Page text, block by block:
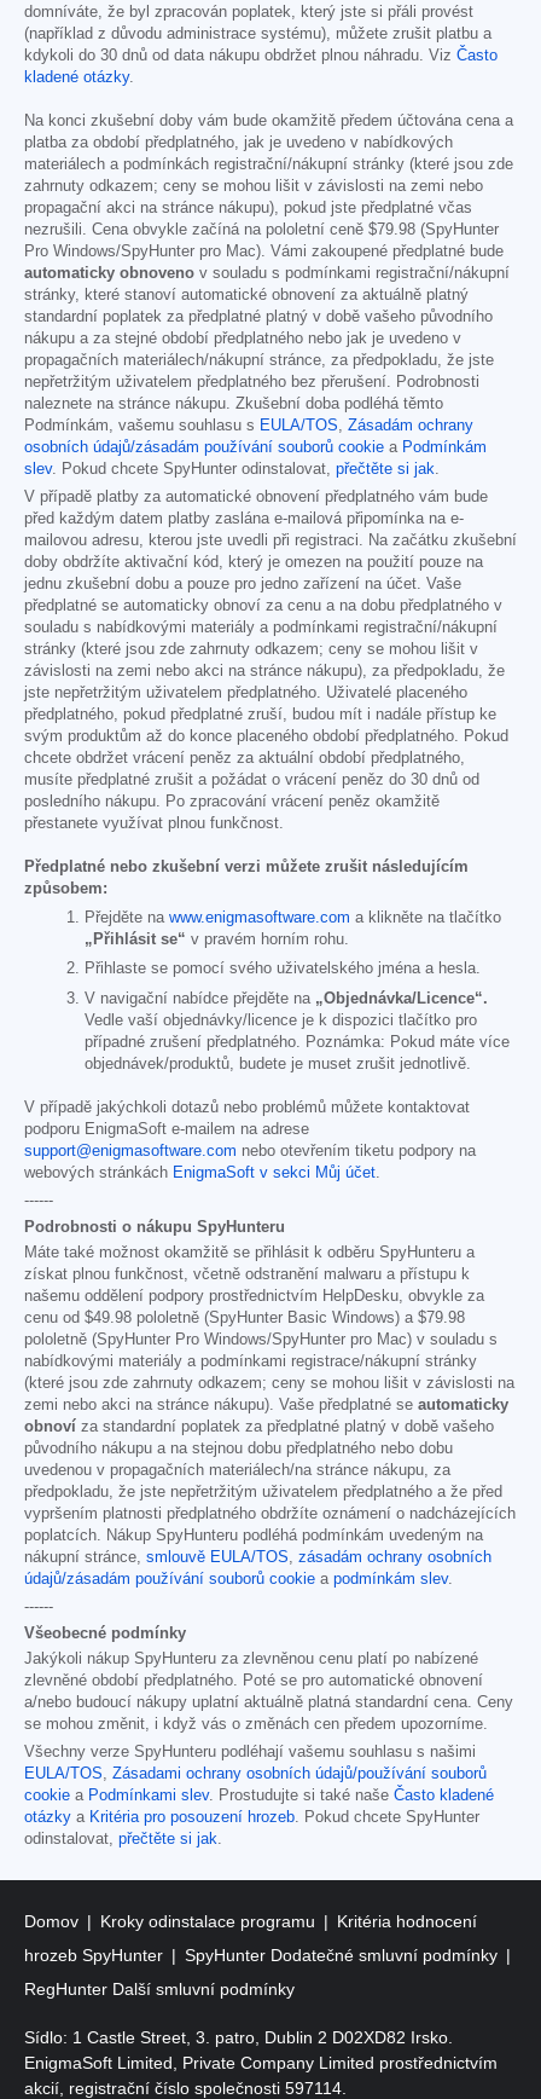
domníváte, že byl zpracován poplatek, který jste si přáli provést
(například z důvodu administrace systému), můžete zrušit platbu a
kdykoli do 30 dnů od data nákupu obdržet plnou náhradu. Viz Často
kladené otázky.
Na konci zkušební doby vám bude okamžitě předem účtována cena a
platba za období předplatného, jak je uvedeno v nabídkových
materiálech a podmínkách registrační/nákupní stránky (které jsou zde
zahrnuty odkazem; ceny se mohou lišit v závislosti na zemi nebo
propagační akci na stránce nákupu), pokud jste předplatné včas
nezrušili. Cena obvykle začíná na pololetní ceně $79.98 (SpyHunter
Pro Windows/SpyHunter pro Mac). Vámi zakoupené předplatné bude
automaticky obnoveno v souladu s podmínkami registrační/nákupní
stránky, které stanoví automatické obnovení za aktuálně platný
standardní poplatek za předplatné platný v době vašeho původního
nákupu a za stejné období předplatného nebo jak je uvedeno v
propagačních materiálech/nákupní stránce, za předpokladu, že jste
nepřetržitým uživatelem předplatného bez přerušení. Podrobnosti
naleznete na stránce nákupu. Zkušební doba podléhá těmto
Podmínkám, vašemu souhlasu s EULA/TOS, Zásadám ochrany
osobních údajů/zásadám používání souborů cookie a Podmínkám
slev. Pokud chcete SpyHunter odinstalovat, přečtěte si jak.
V případě platby za automatické obnovení předplatného vám bude
před každým datem platby zaslána e-mailová připomínka na e-
mailovou adresu, kterou jste uvedli při registraci. Na začátku zkušební
doby obdržíte aktivační kód, který je omezen na použití pouze na
jednu zkušební dobu a pouze pro jedno zařízení na účet. Vaše
předplatné se automaticky obnoví za cenu a na dobu předplatného v
souladu s nabídkovými materiály a podmínkami registrační/nákupní
stránky (které jsou zde zahrnuty odkazem; ceny se mohou lišit v
závislosti na zemi nebo akci na stránce nákupu), za předpokladu, že
jste nepřetržitým uživatelem předplatného. Uživatelé placeného
předplatného, pokud předplatné zruší, budou mít i nadále přístup ke
svým produktům až do konce placeného období předplatného. Pokud
chcete obdržet vrácení peněz za aktuální období předplatného,
musíte předplatné zrušit a požádat o vrácení peněz do 30 dnů od
posledního nákupu. Po zpracování vrácení peněz okamžitě
přestanete využívat plnou funkčnost.
Předplatné nebo zkušební verzi můžete zrušit následujícím
způsobem:
Přejděte na www.enigmasoftware.com a klikněte na tlačítko
„Přihlásit se“ v pravém horním rohu.
Přihlaste se pomocí svého uživatelského jména a hesla.
V navigační nabídce přejděte na „Objednávka/Licence“.
Vedle vaší objednávky/licence je k dispozici tlačítko pro
případné zrušení předplatného. Poznámka: Pokud máte více
objednávek/produktů, budete je muset zrušit jednotlivě.
V případě jakýchkoli dotazů nebo problémů můžete kontaktovat
podporu EnigmaSoft e-mailem na adrese
support@enigmasoftware.com nebo otevřením tiketu podpory na
webových stránkách EnigmaSoft v sekci Můj účet
------
Podrobnosti o nákupu SpyHunteru
Máte také možnost okamžitě se přihlásit k odběru SpyHunteru a
získat plnou funkčnost, včetně odstranění malwaru a přístupu k
našemu oddělení podpory prostřednictvím HelpDesku, obvykle za
cenu od $49.98 pololetně (SpyHunter Basic Windows) a $79.98
pololetně (SpyHunter Pro Windows/SpyHunter pro Mac) v souladu s
nabídkovými materiály a podmínkami registrace/nákupní stránky
(které jsou zde zahrnuty odkazem; ceny se mohou lišit v závislosti na
zemi nebo akci na stránce nákupu). Vaše předplatné se automaticky
obnoví za standardní poplatek za předplatné platný v době vašeho
původního nákupu a na stejnou dobu předplatného nebo dobu
uvedenou v propagačních materiálech/na stránce nákupu, za
předpokladu, že jste nepřetržitým uživatelem předplatného a že před
vypršením platnosti předplatného obdržíte oznámení o nadcházejících
poplatcích. Nákup SpyHunteru podléhá podmínkám uvedeným na
nákupní stránce, smlouvě EULA/TOS
zásadám ochrany osobních
údajů/zásadám používání souborů cookie a podmínkám slev.
------
Všeobecné podmínky
Jakýkoli nákup SpyHunteru za zlevněnou cenu platí po nabízené
zlevněné období předplatného. Poté se pro automatické obnovení
a/nebo budoucí nákupy uplatní aktuálně platná standardní cena. Ceny
se mohou změnit, i když vás o změnách cen předem upozorníme.
Všechny verze SpyHunteru podléhají vašemu souhlasu s našimi
EULA/TOS
Zásadami ochrany osobních údajů/používání souborů
cookie a Podmínkami slev. Prostudujte si také naše Často kladené
otázky a Kritéria pro posouzení hrozeb . Pokud chcete SpyHunter
odinstalovat, přečtěte si jak
Domov Kroky odinstalace programu
Kritéria hodnocení
hrozeb SpyHunter
SpyHunter Dodatečné smluvní podmínky
RegHunter Další smluvní podmínky
Sídlo: 1 Castle Street, 3. patro, Dublin 2 D02XD82 Irsko.
EnigmaSoft Limited, Private Company Limited prostřednictvím
akcií, registrační číslo společnosti 597114.